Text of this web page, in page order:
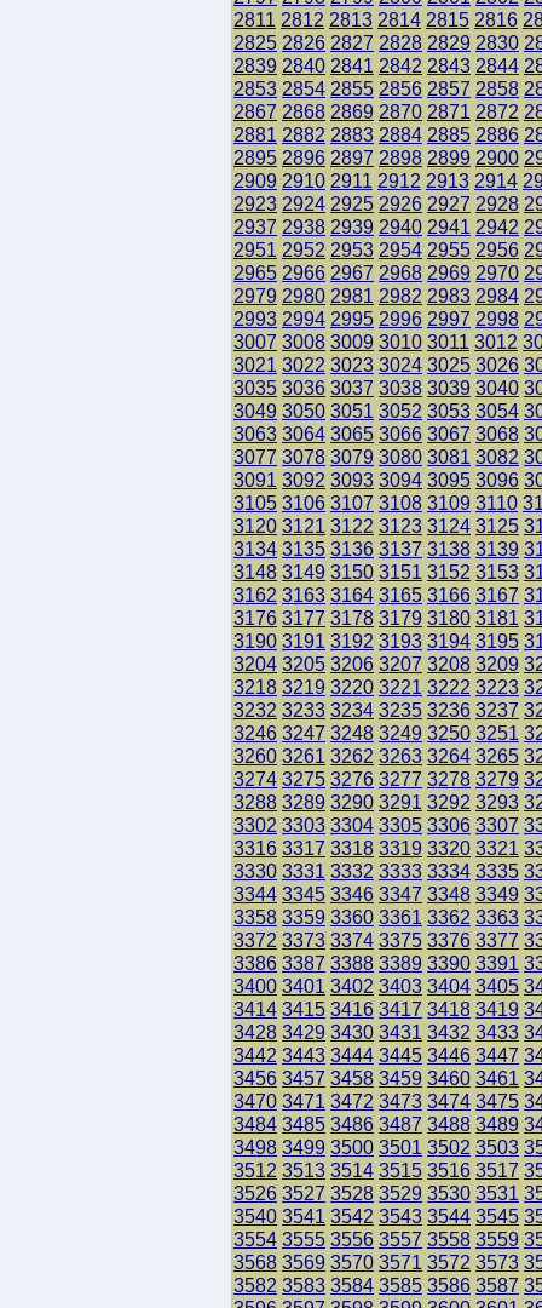
2811 2812 2813 2814 2815 2816
2825 2826 2827 2828 2829 2830
2839 2840 2841 2842 2843 2844
2853 2854 2855 2856 2857 2858
2867 2868 2869 2870 2871 2872
2881 2882 2883 2884 2885 2886
2895 2896 2897 2898 2899 2900
2909 2910 2911 2912 2913 2914
2923 2924 2925 2926 2927 2928
2937 2938 2939 2940 2941 2942
2951 2952 2953 2954 2955 2956
2965 2966 2967 2968 2969 2970
2979 2980 2981 2982 2983 2984
2993 2994 2995 2996 2997 2998
3007 3008 3009 3010 3011 3012
3021 3022 3023 3024 3025 3026
3035 3036 3037 3038 3039 3040
3049 3050 3051 3052 3053 3054
3063 3064 3065 3066 3067 3068
3077 3078 3079 3080 3081 3082
3091 3092 3093 3094 3095 3096
3105 3106 3107 3108 3109 3110
3120 3121 3122 3123 3124 3125
3134 3135 3136 3137 3138 3139
3148 3149 3150 3151 3152 3153
3162 3163 3164 3165 3166 3167
3176 3177 3178 3179 3180 3181
3190 3191 3192 3193 3194 3195
3204 3205 3206 3207 3208 3209
3218 3219 3220 3221 3222 3223
3232 3233 3234 3235 3236 3237
3246 3247 3248 3249 3250 3251
3260 3261 3262 3263 3264 3265
3274 3275 3276 3277 3278 3279
3288 3289 3290 3291 3292 3293
3302 3303 3304 3305 3306 3307
3316 3317 3318 3319 3320 3321
3330 3331 3332 3333 3334 3335
3344 3345 3346 3347 3348 3349
3358 3359 3360 3361 3362 3363
3372 3373 3374 3375 3376 3377
3386 3387 3388 3389 3390 3391
3400 3401 3402 3403 3404 3405
3414 3415 3416 3417 3418 3419
3428 3429 3430 3431 3432 3433
3442 3443 3444 3445 3446 3447
3456 3457 3458 3459 3460 3461
3470 3471 3472 3473 3474 3475
3484 3485 3486 3487 3488 3489
3498 3499 3500 3501 3502 3503
3512 3513 3514 3515 3516 3517
3526 3527 3528 3529 3530 3531
3540 3541 3542 3543 3544 3545
3554 3555 3556 3557 3558 3559
3568 3569 3570 3571 3572 3573
3582 3583 3584 3585 3586 3587